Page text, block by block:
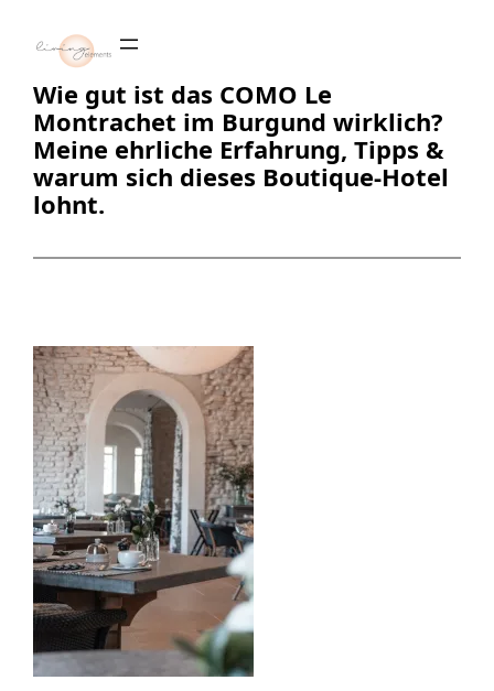
Inhalt
springen
Wie gut ist das COMO Le
Montrachet im Burgund wirklich?
Meine ehrliche Erfahrung, Tipps &
warum sich dieses Boutique-Hotel
lohnt.